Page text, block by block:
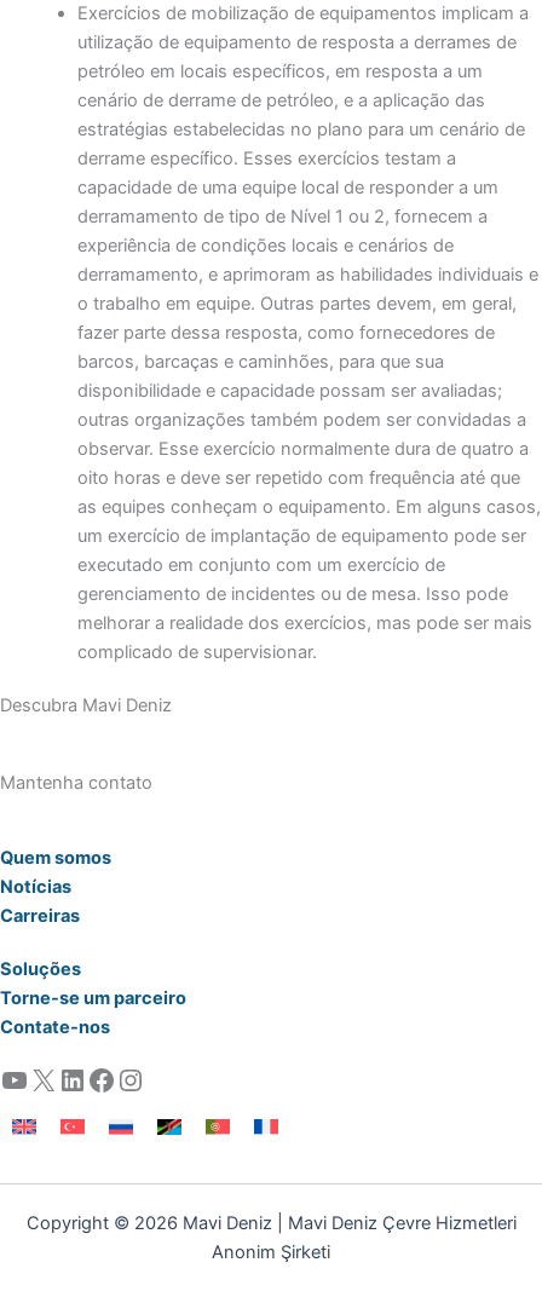
Exercícios de mobilização de equipamentos implicam a
utilização de equipamento de resposta a derrames de
petróleo em locais específicos, em resposta a um
cenário de derrame de petróleo, e a aplicação das
estratégias estabelecidas no plano para um cenário de
derrame específico. Esses exercícios testam a
capacidade de uma equipe local de responder a um
derramamento de tipo de Nível 1 ou 2, fornecem a
experiência de condições locais e cenários de
derramamento, e aprimoram as habilidades individuais e
o trabalho em equipe. Outras partes devem, em geral,
fazer parte dessa resposta, como fornecedores de
barcos, barcaças e caminhões, para que sua
disponibilidade e capacidade possam ser avaliadas;
outras organizações também podem ser convidadas a
observar. Esse exercício normalmente dura de quatro a
oito horas e deve ser repetido com frequência até que
as equipes conheçam o equipamento. Em alguns casos,
um exercício de implantação de equipamento pode ser
executado em conjunto com um exercício de
gerenciamento de incidentes ou de mesa. Isso pode
melhorar a realidade dos exercícios, mas pode ser mais
complicado de supervisionar.
Descubra Mavi Deniz
Mantenha contato
Quem somos
Notícias
Carreiras
Soluções
Torne-se um parceiro
Contate-nos
YouTube X LinkedIn Facebook Instagram
Copyright © 2026 Mavi Deniz | Mavi Deniz Çevre Hizmetleri
Anonim Şirketi